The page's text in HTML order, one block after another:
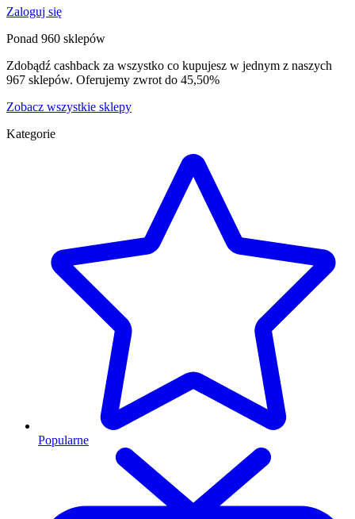
i
kategorii
Zaloguj się
Ponad 960 sklepów
Zdobądź cashback za wszystko co kupujesz w jednym z naszych
967 sklepów. Oferujemy zwrot do 45,50%
Zobacz wszystkie sklepy
Kategorie
Popularne